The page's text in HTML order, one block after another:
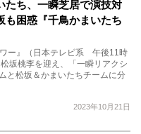
たち、一瞬芝居で演技対
も困惑『千鳥かまいたち
ー』（日本テレビ系 午後11時
坂桃李を迎え、「一瞬リアクシ
と松坂＆かまいたちチームに分
2023年10月21日